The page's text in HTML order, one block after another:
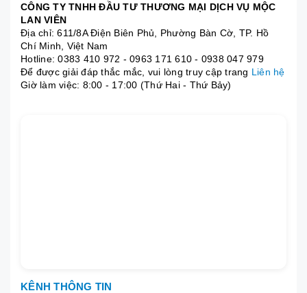
CÔNG TY TNHH ĐẦU TƯ THƯƠNG MẠI DỊCH VỤ MỘC
LAN VIÊN
Địa chỉ: 611/8A Điện Biên Phủ, Phường Bàn Cờ, TP. Hồ
Chí Minh, Việt Nam
Hotline:0383 410 972 - 0963 171 610 - 0938 047 979
Để được giải đáp thắc mắc, vui lòng truy cập trang Liên hệ
Giờ làm việc: 8:00 - 17:00 (Thứ Hai - Thứ Bảy)
KÊNH THÔNG TIN